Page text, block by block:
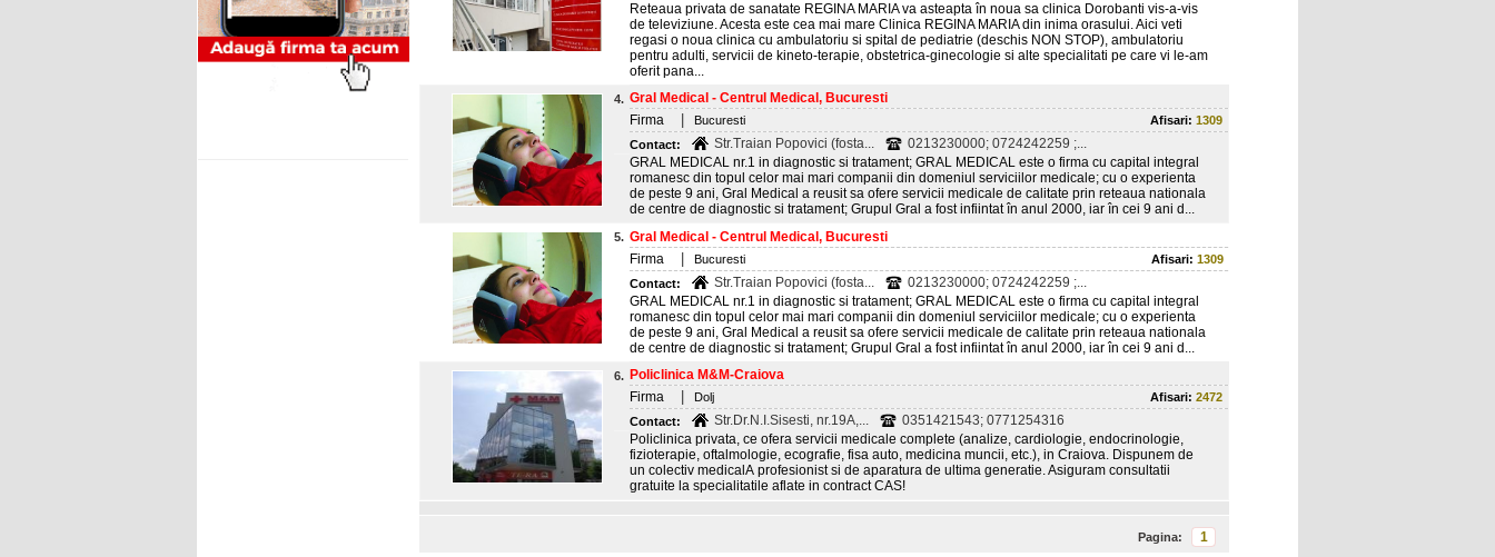
Reteaua privata de sanatate REGINA MARIA va asteapta în noua sa clinica Dorobanti vis-a-vis
de televiziune. Acesta este cea mai mare Clinica REGINA MARIA din inima orasului. Aici veti
regasi o noua clinica cu ambulatoriu si spital de pediatrie (deschis NON STOP), ambulatoriu
pentru adulti, servicii de kineto-terapie, obstetrica-ginecologie si alte specialitati pe care vi le-am
oferit pana...
4. Gral Medical - Centrul Medical, Bucuresti
Firma
Bucuresti Afisari: 1309
Contact:
Str.Traian Popovici (fosta...
0213230000; 0724242259 ;...
GRAL MEDICAL nr.1 in diagnostic si tratament; GRAL MEDICAL este o firma cu capital integral
romanesc din topul celor mai mari companii din domeniul serviciilor medicale; cu o experienta
de peste 9 ani, Gral Medical a reusit sa ofere servicii medicale de calitate prin reteaua nationala
de centre de diagnostic si tratament; Grupul Gral a fost infiintat în anul 2000, iar în cei 9 ani d...
5. Gral Medical - Centrul Medical, Bucuresti
Firma
Bucuresti Afisari: 1309
Contact:
Str.Traian Popovici (fosta...
0213230000; 0724242259 ;...
GRAL MEDICAL nr.1 in diagnostic si tratament; GRAL MEDICAL este o firma cu capital integral
romanesc din topul celor mai mari companii din domeniul serviciilor medicale; cu o experienta
de peste 9 ani, Gral Medical a reusit sa ofere servicii medicale de calitate prin reteaua nationala
de centre de diagnostic si tratament; Grupul Gral a fost infiintat în anul 2000, iar în cei 9 ani d...
6. Policlinica M&M-Craiova
Firma
Dolj Afisari: 2472
Contact:
Str.Dr.N.I.Sisesti, nr.19A,...
0351421543; 0771254316
Policlinica privata, ce ofera servicii medicale complete (analize, cardiologie, endocrinologie,
fizioterapie, oftalmologie, ecografie, fisa auto, medicina muncii, etc.), in Craiova. Dispunem de
un colectiv medicalA profesionist si de aparatura de ultima generatie. Asiguram consultatii
gratuite la specialitatile aflate in contract CAS!
Pagina: 1